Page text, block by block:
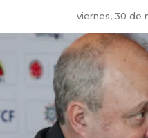
viernes, 30 de